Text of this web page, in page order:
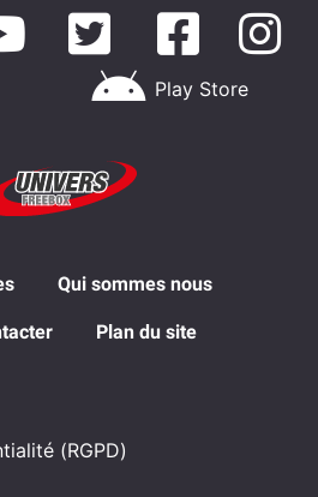
Play Store
Qui sommes nous
Plan du site
(RGPD)